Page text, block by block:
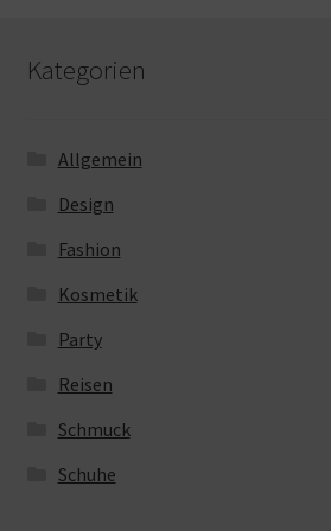
Kategorien
Allgemein
Design
Fashion
Kosmetik
Party
Reisen
Schmuck
Schuhe